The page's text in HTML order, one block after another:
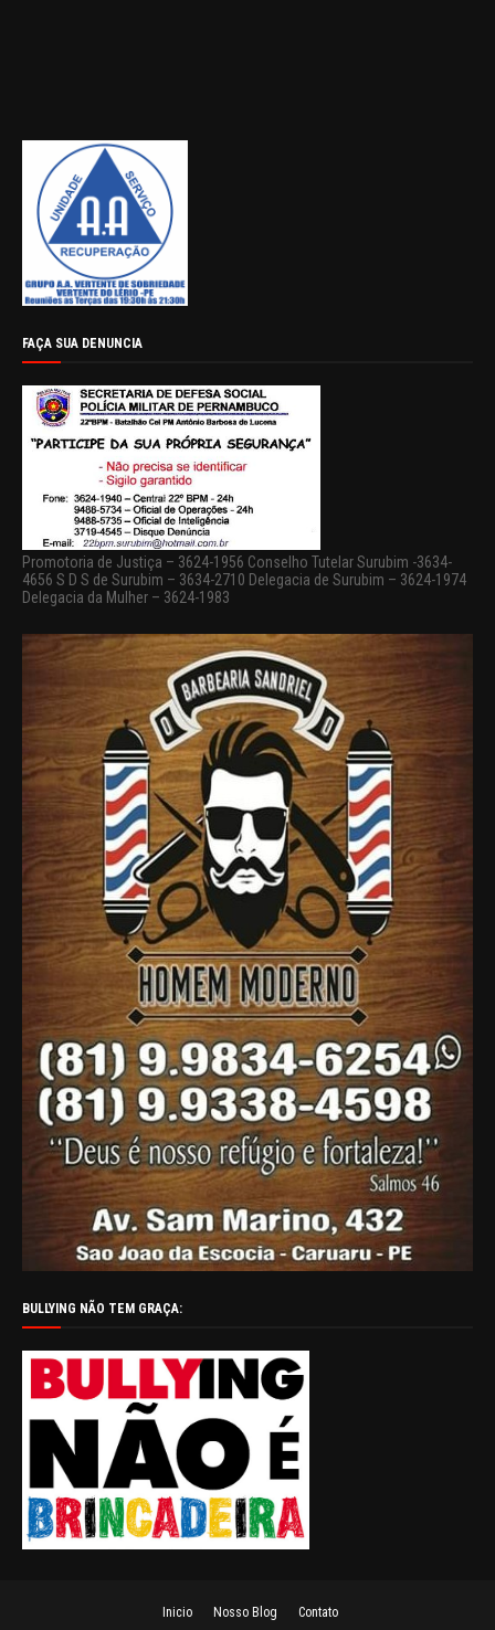
FAÇA SUA DENUNCIA
Promotoria de Justiça – 3624-1956 Conselho Tutelar Surubim -3634-
4656 S D S de Surubim – 3634-2710 Delegacia de Surubim – 3624-1974
Delegacia da Mulher – 3624-1983
BULLYING NÃO TEM GRAÇA:
Inicio Nosso Blog Contato